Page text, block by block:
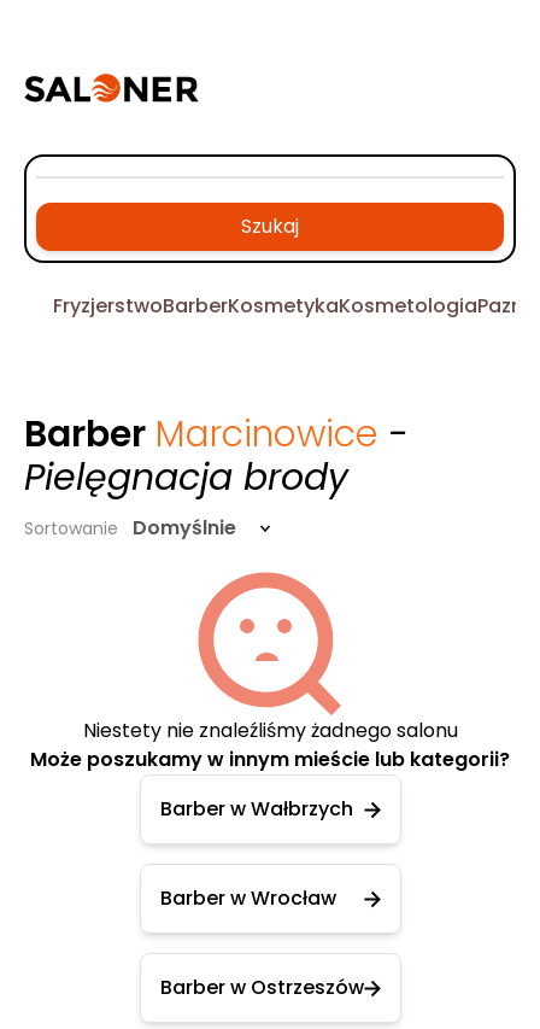
Szukaj
FryzjerstwoBarberKosmetykaKosmetologia
Barber Marcinowice -
Pielęgnacja brody
Sortowanie Domyślnie
Niestety nie znaleźliśmy żadnego salonu
Może poszukamy w innym mieście lub kategorii?
Barber w Wałbrzych
Barber w Wrocław
Barber w Ostrzeszów